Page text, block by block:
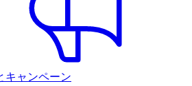
キャンペーン